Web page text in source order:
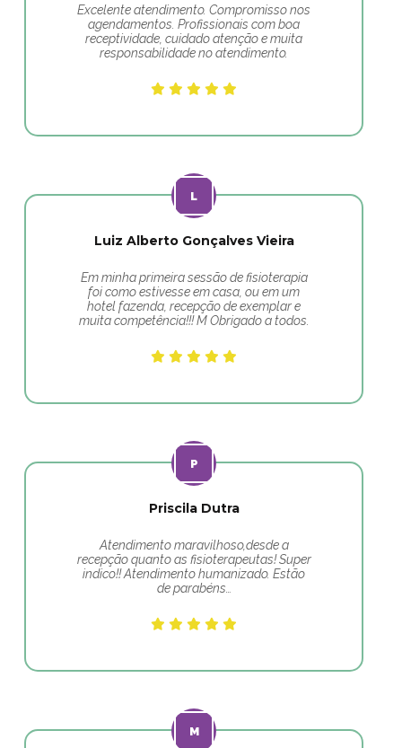
Excelente atendimento. Compromisso nos
agendamentos. Profissionais com boa
receptividade, cuidado atenção e muita
responsabilidade no atendimento.
Luiz Alberto Gonçalves Vieira
Em minha primeira sessão de fisioterapia
foi como estivesse em casa, ou em um
hotel fazenda, recepção de exemplar e
muita competência!!! M Obrigado a todos.
Priscila Dutra
Atendimento maravilhoso,desde a
recepção quanto as fisioterapeutas! Super
indico!! Atendimento humanizado. Estão
de parabéns…